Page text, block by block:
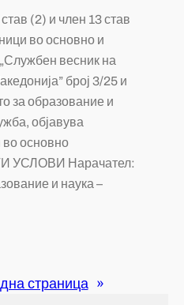
(2) и член 13 став
во основно и
весник на
број 3/25 и
за образование и
објавува
основно
УСЛОВИ Нарачател:
и наука –
страница »